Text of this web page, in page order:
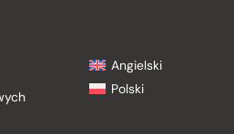
Angielski
Polski